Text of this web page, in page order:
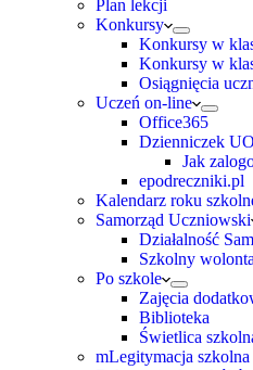
Plan lekcji
Konkursy
Konkursy w
Konkursy w
Osiągnięcia
Uczeń on-line
Office365
Dzienniczek
Jak
epodreczniki.pl
Kalendarz roku
Samorząd Uczniowski
Działalność
Szkolny
Po szkole
Zajęcia
Biblioteka
Świetlica
mLegitymacja szkolna